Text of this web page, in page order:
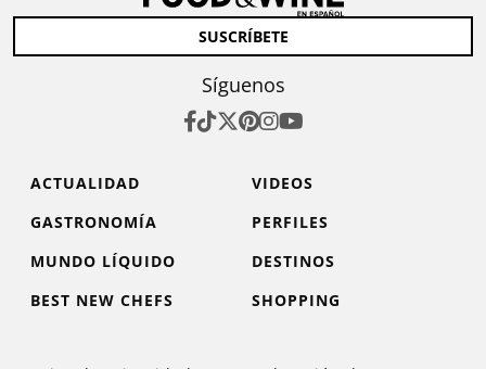
SUSCRÍBETE
Síguenos
ACTUALIDAD
VIDEOS
GASTRONOMÍA
PERFILES
MUNDO LÍQUIDO
DESTINOS
BEST NEW CHEFS
SHOPPING